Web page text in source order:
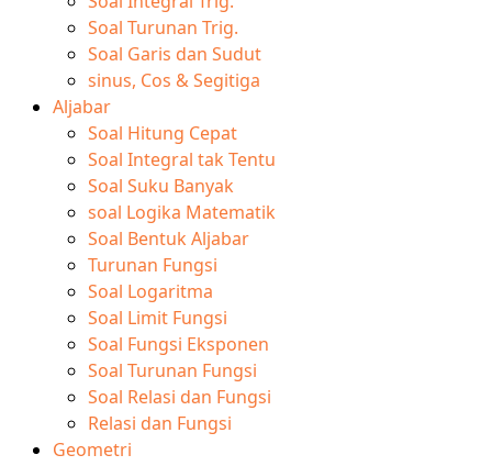
Soal Turunan Trig.
Soal Garis dan Sudut
sinus, Cos & Segitiga
Aljabar
Soal Hitung Cepat
Soal Integral tak Tentu
Soal Suku Banyak
soal Logika Matematik
Soal Bentuk Aljabar
Turunan Fungsi
Soal Logaritma
Soal Limit Fungsi
Soal Fungsi Eksponen
Soal Turunan Fungsi
Soal Relasi dan Fungsi
Relasi dan Fungsi
Geometri